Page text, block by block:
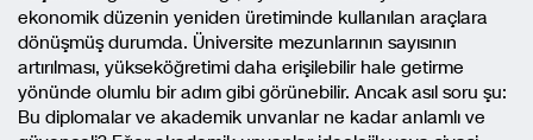
ekonomik düzenin yeniden üretiminde kullanılan araçlara
dönüşmüş durumda. Üniversite mezunlarının sayısının
artırılması, yükseköğretimi daha erişilebilir hale getirme
yönünde olumlu bir adım gibi görünebilir. Ancak asıl soru şu:
Bu diplomalar ve akademik unvanlar ne kadar anlamlı ve